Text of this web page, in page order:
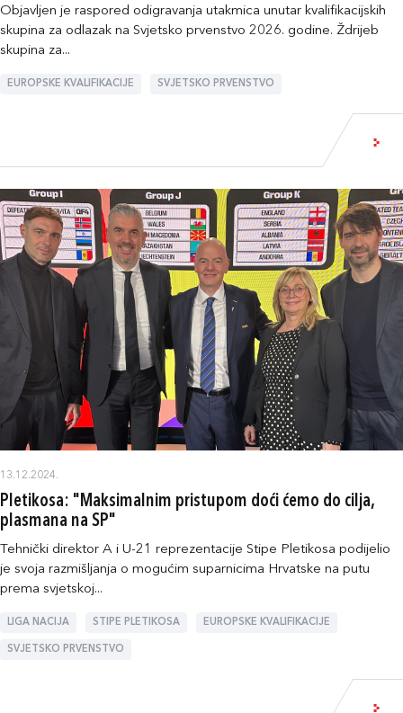
Objavljen je raspored odigravanja utakmica unutar kvalifikacijskih
skupina za odlazak na Svjetsko prvenstvo 2026. godine. Ždrijeb
skupina za...
EUROPSKE KVALIFIKACIJE SVJETSKO PRVENSTVO
13.12.2024.
Pletikosa: "Maksimalnim pristupom doći ćemo do cilja,
plasmana na SP"
Tehnički direktor A i U-21 reprezentacije Stipe Pletikosa podijelio
je svoja razmišljanja o mogućim suparnicima Hrvatske na putu
prema svjetskoj...
LIGA NACIJA STIPE PLETIKOSA EUROPSKE KVALIFIKACIJE
SVJETSKO PRVENSTVO